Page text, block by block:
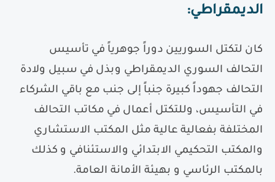
الديمقراطي:
كان لتكتل السوريين دوراً جوهرياً في تأسيس
التحالف السوري الديمقراطي وبذل في سبيل ولادة
التحالف جهوداً كبيرة جنباً إلى جنب مع باقي الشركاء
في التأسيس، وللتكتل أعمال في مكاتب التحالف
المختلفة بفعالية عالية مثل المكتب الاستشاري
والمكتب التحكيمي الابتدائي والاستئنافي و كذلك
بالمكتب الرئاسي و بهيئة الأمانة العامة.